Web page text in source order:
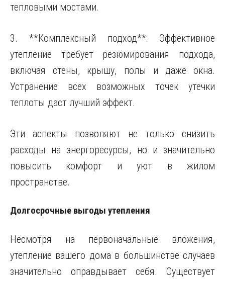
тепловыми мостами.
3. **Комплексный подход**: Эффективное
утепление требует резюмирования подхода,
включая стены, крышу, полы и даже окна.
Устранение всех возможных точек утечки
теплоты даст лучший эффект.
Эти аспекты позволяют не только снизить
расходы на энергоресурсы, но и значительно
повысить комфорт и уют в жилом
пространстве.
Долгосрочные выгоды утепления
Несмотря на первоначальные вложения,
утепление вашего дома в большинстве случаев
значительно оправдывает себя. Существует